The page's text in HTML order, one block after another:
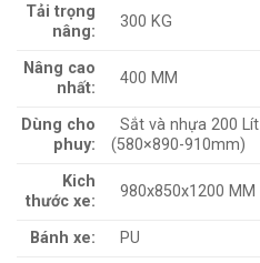
Tải trọng
nâng:
300 KG
Nâng cao
nhất:
400 MM
Dùng cho
phuy:
Sắt và nhựa 200 Lít
(580×890-910mm)
Kich
thước xe:
980x850x1200 MM
Bánh xe: PU